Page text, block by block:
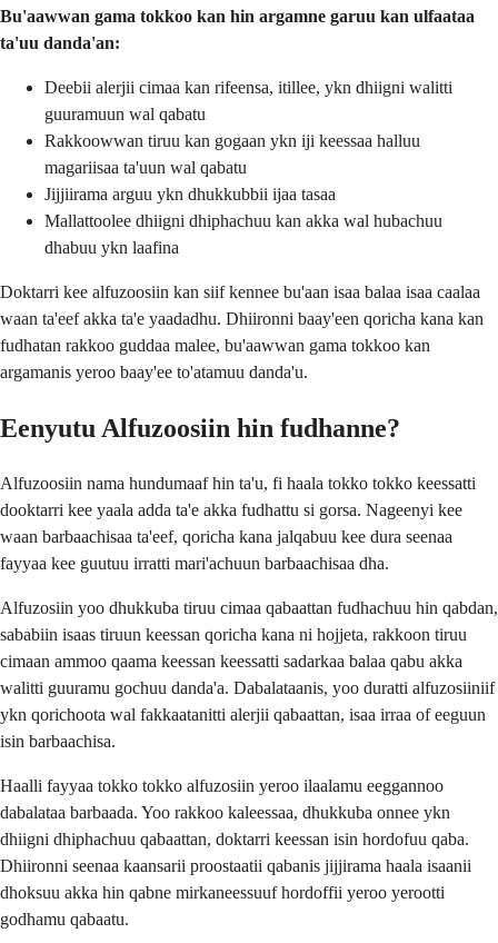
Bu'aawwan gama tokkoo kan hin argamne garuu kan ulfaataa
ta'uu danda'an:
Deebii alerjii cimaa kan rifeensa, itillee, ykn dhiigni walitti
guuramuun wal qabatu
Rakkoowwan tiruu kan gogaan ykn iji keessaa halluu
magariisaa ta'uun wal qabatu
Jijjiirama arguu ykn dhukkubbii ijaa tasaa
Mallattoolee dhiigni dhiphachuu kan akka wal hubachuu
dhabuu ykn laafina
Doktarri kee alfuzoosiin kan siif kennee bu'aan isaa balaa isaa caalaa
waan ta'eef akka ta'e yaadadhu. Dhiironni baay'een qoricha kana kan
fudhatan rakkoo guddaa malee, bu'aawwan gama tokkoo kan
argamanis yeroo baay'ee to'atamuu danda'u.
Eenyutu Alfuzoosiin hin fudhanne?
Alfuzoosiin nama hundumaaf hin ta'u, fi haala tokko tokko keessatti
dooktarri kee yaala adda ta'e akka fudhattu si gorsa. Nageenyi kee
waan barbaachisaa ta'eef, qoricha kana jalqabuu kee dura seenaa
fayyaa kee guutuu irratti mari'achuun barbaachisaa dha.
Alfuzosiin yoo dhukkuba tiruu cimaa qabaattan fudhachuu hin qabdan,
sababiin isaas tiruun keessan qoricha kana ni hojjeta, rakkoon tiruu
cimaan ammoo qaama keessan keessatti sadarkaa balaa qabu akka
walitti guuramu gochuu danda'a. Dabalataanis, yoo duratti alfuzosiiniif
ykn qorichoota wal fakkaatanitti alerjii qabaattan, isaa irraa of eeguun
isin barbaachisa.
Haalli fayyaa tokko tokko alfuzosiin yeroo ilaalamu eeggannoo
dabalataa barbaada. Yoo rakkoo kaleessaa, dhukkuba onnee ykn
dhiigni dhiphachuu qabaattan, doktarri keessan isin hordofuu qaba.
Dhiironni seenaa kaansarii proostaatii qabanis jijjirama haala isaanii
dhoksuu akka hin qabne mirkaneessuuf hordoffii yeroo yerootti
godhamu qabaatu.